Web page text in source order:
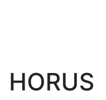
HORUS